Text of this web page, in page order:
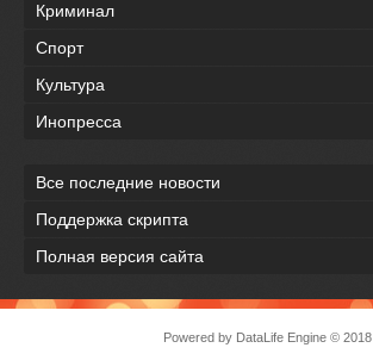
Криминал
Спорт
Культура
Инопресса
Все последние новости
Поддержка скрипта
Полная версия сайта
Powered by DataLife Engine© 2018